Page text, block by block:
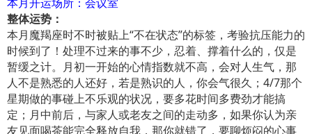
整体运势：
本月魔羯座时不时被贴上“不在状态”的标签，考验抗压能力的
时候到了！处理不过来的事不少，忍着、撑着什么的，仅是
暂缓之计。月初一开始的心情指数就不高，会对人生气，那
人不是熟悉的人还好，若是熟识的人，你会气很久；4/7那个
星期做的事碰上不乐观的状况，要多花时间多费劲才能搞
定；月中前后，与家人或老友之间的走动多，如果你认为亲
友见面喝茶能完全释放自我，那你就错了，要聊烦闷的心事